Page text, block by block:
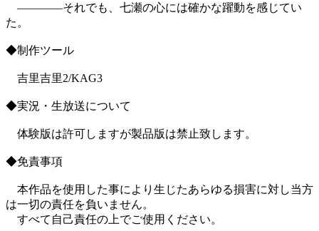
――――それでも、七瀬の心には確かな躍動を感じてい
た。
◆制作ツール
吉里吉里2/KAG3
◆実況・生放送について
体験版は許可しますが製品版は禁止致します。
◆免責事項
本作品を使用した事により生じたあらゆる損害に対し当方
は一切の責任を負いません。
すべて自己責任の上でご使用ください。